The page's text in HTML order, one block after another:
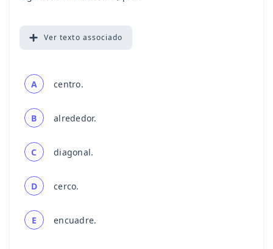
Ver texto associado
A centro.
B alrededor.
C diagonal.
D cerco.
E encuadre.